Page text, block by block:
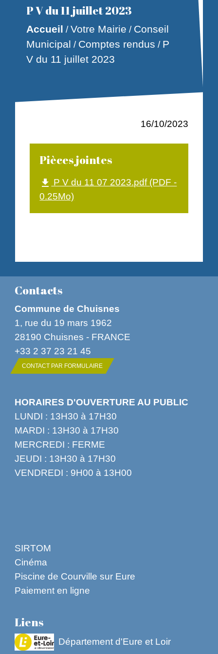
P V du 11 juillet 2023
Accueil /Votre Mairie / Conseil
Municipal / Comptes rendus / P
V du 11 juillet 2023
16/10/2023
Pièces jointes
file_download P V du 11 07 2023.pdf (PDF -
0.25Mo)
Contacts
Commune de Chuisnes
1, rue du 19 mars 1962
28190 Chuisnes - FRANCE
+33 2 37 23 21 45
CONTACT PAR FORMULAIRE
HORAIRES D'OUVERTURE AU PUBLIC
LUNDI : 13H30 à 17H30
MARDI : 13H30 à 17H30
MERCREDI : FERME
JEUDI : 13H30 à 17H30
VENDREDI : 9H00 à 13H00
SIRTOM
Cinéma
Piscine de Courville sur Eure
Paiement en ligne
Liens
Département d'Eure et Loir